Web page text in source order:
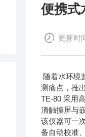
便携式
更新时
随着水环境
测痛点，推
TE-80 采用
清触摸屏与
该仪器可一
备自动校准